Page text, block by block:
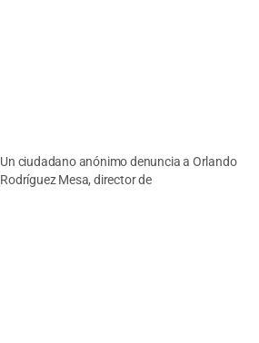
Un ciudadano anónimo denuncia a Orlando
Rodríguez Mesa, director de